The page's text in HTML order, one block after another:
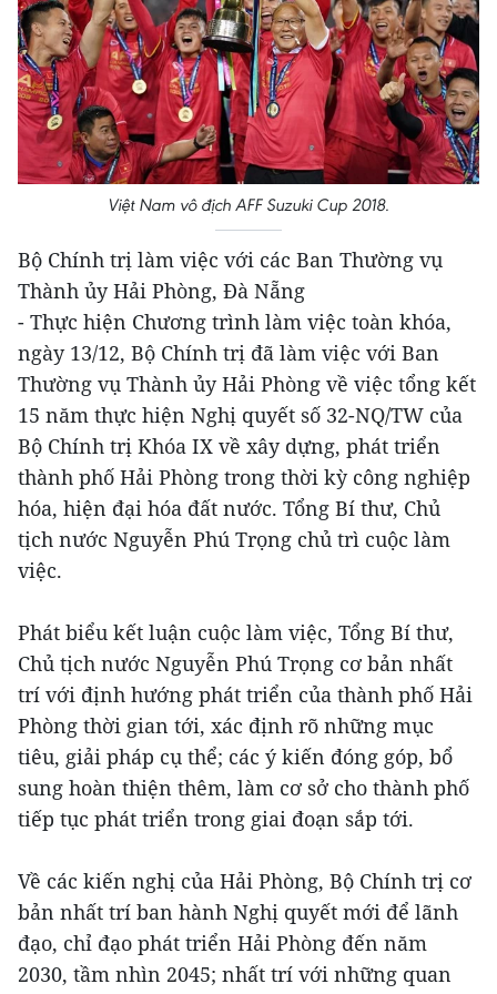
Việt Nam vô địch AFF Suzuki Cup 2018.
Bộ Chính trị làm việc với các Ban Thường vụ
Thành ủy Hải Phòng, Đà Nẵng
- Thực hiện Chương trình làm việc toàn khóa,
ngày 13/12, Bộ Chính trị đã làm việc với Ban
Thường vụ Thành ủy Hải Phòng về việc tổng kết
15 năm thực hiện Nghị quyết số 32-NQ/TW của
Bộ Chính trị Khóa IX về xây dựng, phát triển
thành phố Hải Phòng trong thời kỳ công nghiệp
hóa, hiện đại hóa đất nước. Tổng Bí thư, Chủ
tịch nước Nguyễn Phú Trọng chủ trì cuộc làm
việc.
Phát biểu kết luận cuộc làm việc, Tổng Bí thư,
Chủ tịch nước Nguyễn Phú Trọng cơ bản nhất
trí với định hướng phát triển của thành phố Hải
Phòng thời gian tới, xác định rõ những mục
tiêu, giải pháp cụ thể; các ý kiến đóng góp, bổ
sung hoàn thiện thêm, làm cơ sở cho thành phố
tiếp tục phát triển trong giai đoạn sắp tới.
Về các kiến nghị của Hải Phòng, Bộ Chính trị cơ
bản nhất trí ban hành Nghị quyết mới để lãnh
đạo, chỉ đạo phát triển Hải Phòng đến năm
2030, tầm nhìn 2045; nhất trí với những quan